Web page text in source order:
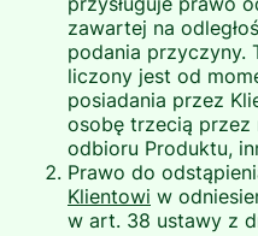
zawartej na
podania przyczyny.
liczony jest od
posiadania przez
osobę trzecią przez
odbioru Produktu,
Prawo do
Klientowi w
w art. 38 ustawy z